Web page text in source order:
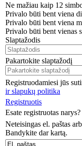
Ne mažiau kaip 12
Privalo būti bent viena
Privalo būti bent viena
Privalo būti bent vienas
Slaptažodis
Pakartokite slaptažodį
Registruodamiesi jūs
ir slapukų politika
Registruotis
Esate registruotas narys?
Neteisingas el. paštas
Bandykite dar kartą.